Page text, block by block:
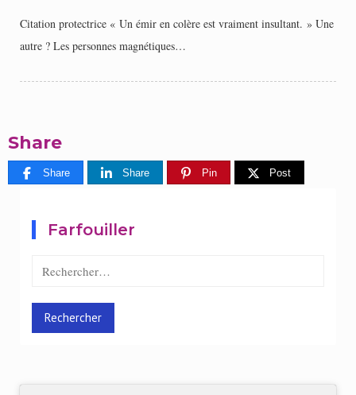
Citation protectrice « Un émir en colère est vraiment insultant. » Une
autre ? Les personnes magnétiques…
Share
Share Share Pin Post
Farfouiller
Rechercher :